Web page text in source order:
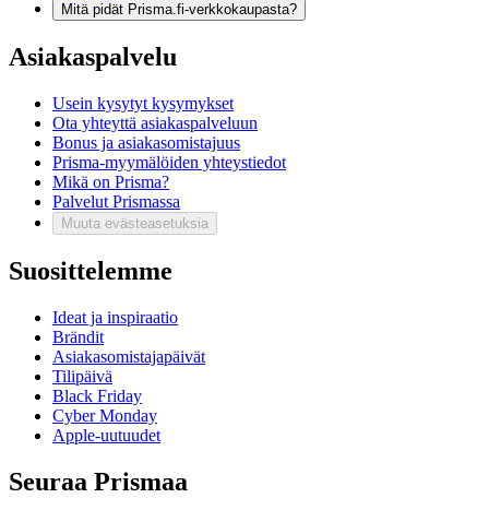
Mitä pidät Prisma.fi-verkkokaupasta?
Asiakaspalvelu
Usein kysytyt kysymykset
Ota yhteyttä asiakaspalveluun
Bonus ja asiakasomistajuus
Prisma-myymälöiden yhteystiedot
Mikä on Prisma?
Palvelut Prismassa
Muuta evästeasetuksia
Suosittelemme
Ideat ja inspiraatio
Brändit
Asiakasomistajapäivät
Tilipäivä
Black Friday
Cyber Monday
Apple-uutuudet
Seuraa Prismaa